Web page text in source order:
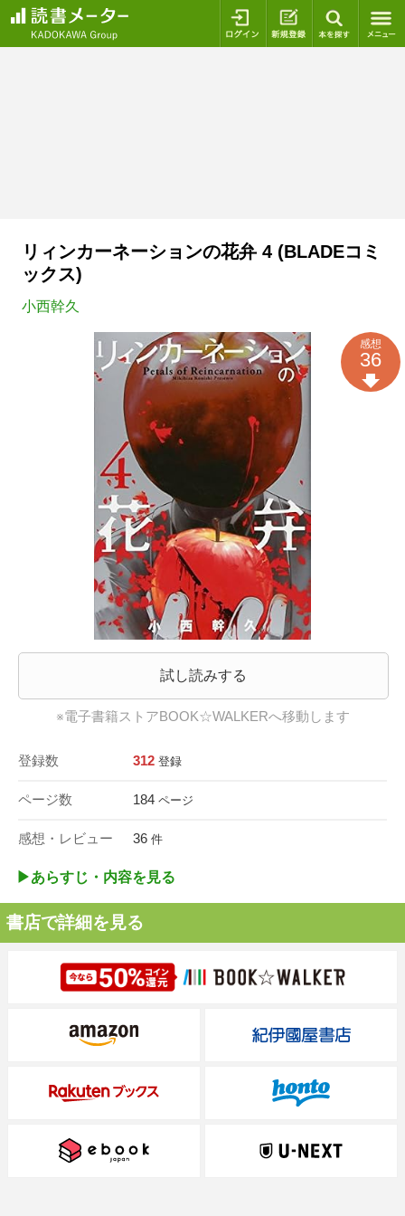
ログイン 新規登録
リィンカーネーションの花弁 4 (BLADEコミ
ックス)
小西幹久
試し読みする
※電子書籍ストアBOOK☆WALKERへ移動します
登録数 312 登録
ページ数 184 ページ
感想・レビュー 36 件
感想
36
▶︎あらすじ・内容を見る
書店で詳細を見る